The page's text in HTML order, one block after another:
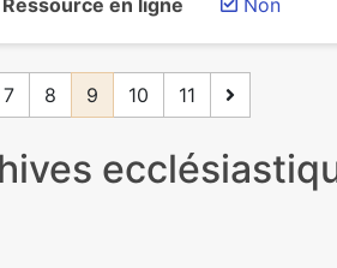
Ressource en ligne
Non
7 8 9 10 11